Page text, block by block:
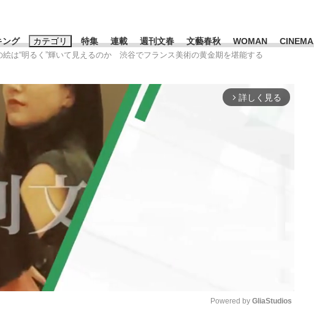
ング カテゴリ
圭佑が初めて明かした日本代表監督に...
特集 連載 週刊文春 文藝春秋 WOMAN CINEMA
すめのキーワードタグ一覧
田晋 #三山凌輝 #高市早苗
木雄一郎
#亀和田武
絵は“明るく”輝いて見えるのか 渋谷でフランス美術の黄金期を堪能する
arrow_forward_ios 詳しく見る
Powered by GliaStudios